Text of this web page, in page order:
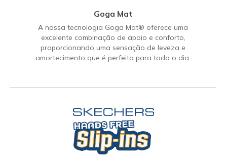
Goga Mat
A nossa tecnologia Goga Mat® oferece uma
excelente combinação de apoio e conforto,
proporcionando uma sensação de leveza e
amortecimento que é perfeita para todo o dia.